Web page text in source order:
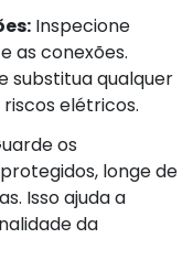
Inspecione
as conexões.
substitua qualquer
elétricos.
os
longe de
Isso ajuda a
da